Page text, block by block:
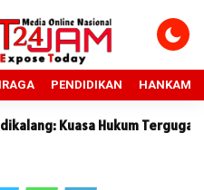
PENDIDIKAN HANKAM
Kuasa Hukum Tergugat